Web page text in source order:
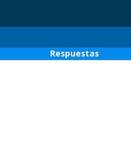
Respuestas